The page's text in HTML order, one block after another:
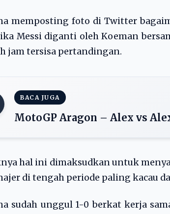
memposting foto di Twitter
Messi diganti oleh Koeman
jam tersisa pertandingan.
BACA JUGA
MotoGP Aragon – Alex vs
hal ini dimaksudkan untuk
di tengah periode paling kacau
sudah unggul 1-0 berkat kerja